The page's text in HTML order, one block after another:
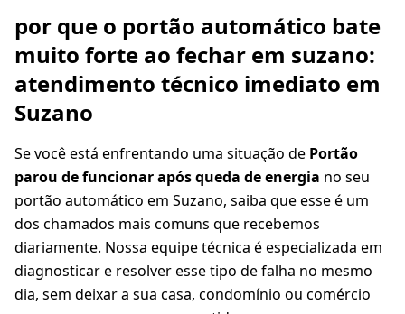
por que o portão automático bate
muito forte ao fechar em suzano:
atendimento técnico imediato em
Suzano
Se você está enfrentando uma situação de Portão
parou de funcionar após queda de energia no seu
portão automático em Suzano, saiba que esse é um
dos chamados mais comuns que recebemos
diariamente. Nossa equipe técnica é especializada em
diagnosticar e resolver esse tipo de falha no mesmo
dia, sem deixar a sua casa, condomínio ou comércio